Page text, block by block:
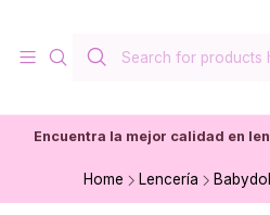
Encuentra la mejor calidad en
Home Lencería